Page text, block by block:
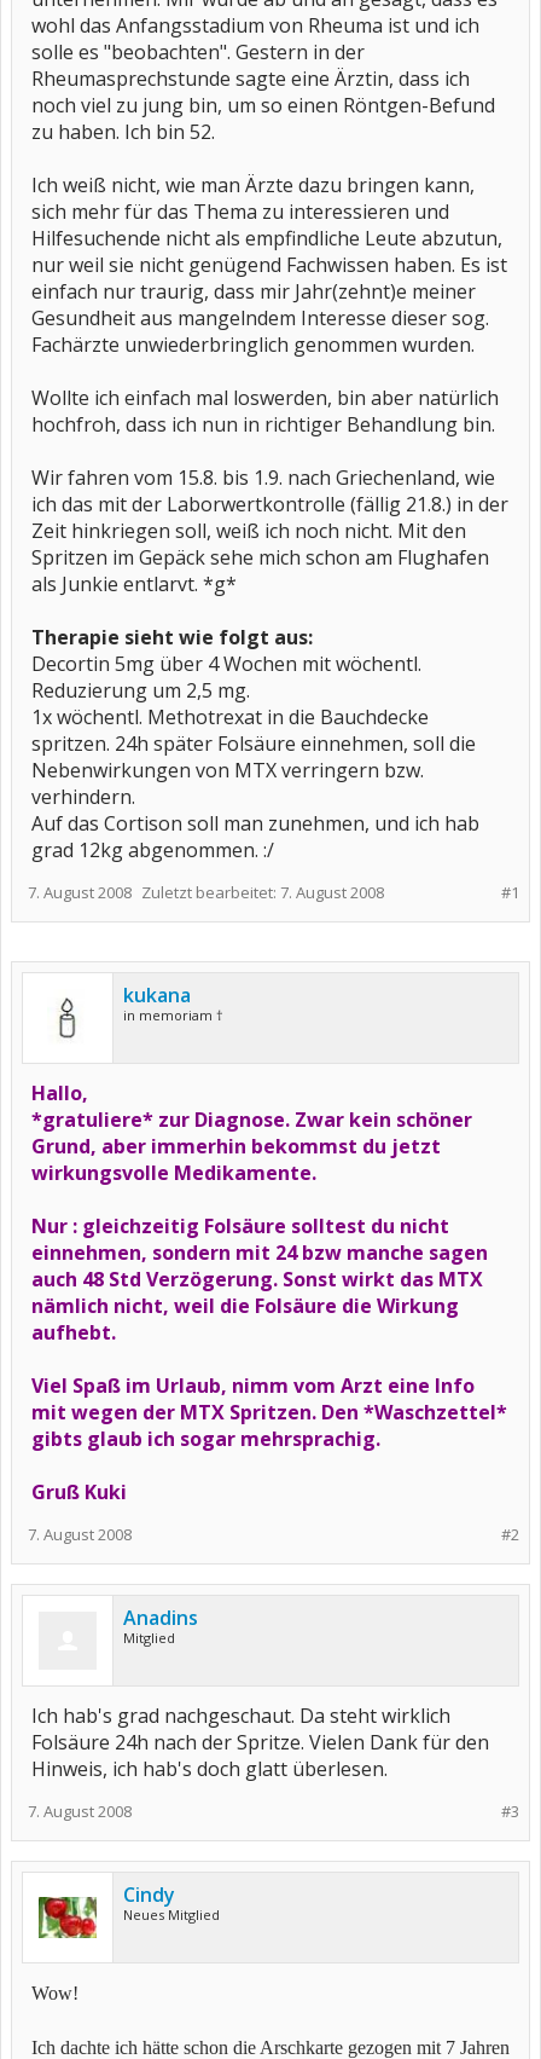
wohl das Anfangsstadium von Rheuma ist und ich
solle es "beobachten". Gestern in der
Rheumasprechstunde sagte eine Ärztin, dass ich
noch viel zu jung bin, um so einen Röntgen-Befund
zu haben. Ich bin 52.
Ich weiß nicht, wie man Ärzte dazu bringen kann,
sich mehr für das Thema zu interessieren und
Hilfesuchende nicht als empfindliche Leute abzutun,
nur weil sie nicht genügend Fachwissen haben. Es ist
einfach nur traurig, dass mir Jahr(zehnt)e meiner
Gesundheit aus mangelndem Interesse dieser sog.
Fachärzte unwiederbringlich genommen wurden.
Wollte ich einfach mal loswerden, bin aber natürlich
hochfroh, dass ich nun in richtiger Behandlung bin.
Wir fahren vom 15.8. bis 1.9. nach Griechenland, wie
ich das mit der Laborwertkontrolle (fällig 21.8.) in der
Zeit hinkriegen soll, weiß ich noch nicht. Mit den
Spritzen im Gepäck sehe mich schon am Flughafen
als Junkie entlarvt. *g*
Therapie sieht wie folgt aus:
Decortin 5mg über 4 Wochen mit wöchentl.
Reduzierung um 2,5 mg.
1x wöchentl. Methotrexat in die Bauchdecke
spritzen. 24h später Folsäure einnehmen, soll die
Nebenwirkungen von MTX verringern bzw.
verhindern.
Auf das Cortison soll man zunehmen, und ich hab
grad 12kg abgenommen. :/
#1
7. August 2008 Zuletzt bearbeitet: 7. August 2008
kukana
in memoriam †
Hallo,
*gratuliere* zur Diagnose. Zwar kein schöner
Grund, aber immerhin bekommst du jetzt
wirkungsvolle Medikamente.
Nur : gleichzeitig Folsäure solltest du nicht
einnehmen, sondern mit 24 bzw manche sagen
auch 48 Std Verzögerung. Sonst wirkt das MTX
nämlich nicht, weil die Folsäure die Wirkung
aufhebt.
Viel Spaß im Urlaub, nimm vom Arzt eine Info
mit wegen der MTX Spritzen. Den *Waschzettel*
gibts glaub ich sogar mehrsprachig.
Gruß Kuki
#2
7. August 2008
Anadins
Mitglied
Ich hab's grad nachgeschaut. Da steht wirklich
Folsäure 24h nach der Spritze. Vielen Dank für den
Hinweis, ich hab's doch glatt überlesen.
#3
7. August 2008
Cindy
Neues Mitglied
Wow!
Ich dachte ich hätte schon die Arschkarte gezogen mit 7 Jahren